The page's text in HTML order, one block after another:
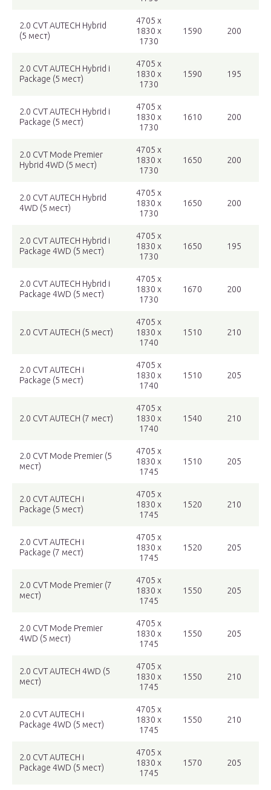
2.0 CVT AUTECH Hybrid
(5 мест)
4705 x
1830 x
1730
1590 200
2.0 CVT AUTECH Hybrid i
Package (5 мест)
4705 x
1830 x
1730
1590 195
2.0 CVT AUTECH Hybrid i
Package (5 мест)
4705 x
1830 x
1730
1610 200
2.0 CVT Mode Premier
Hybrid 4WD (5 мест)
4705 x
1830 x
1730
1650 200
2.0 CVT AUTECH Hybrid
4WD (5 мест)
4705 x
1830 x
1730
1650 200
2.0 CVT AUTECH Hybrid i
Package 4WD (5 мест)
4705 x
1830 x
1730
1650 195
2.0 CVT AUTECH Hybrid i
Package 4WD (5 мест)
4705 x
1830 x
1730
1670 200
2.0 CVT AUTECH (5 мест)
4705 x
1830 x
1740
1510 210
2.0 CVT AUTECH i
Package (5 мест)
4705 x
1830 x
1740
1510 205
2.0 CVT AUTECH (7 мест)
4705 x
1830 x
1740
1540 210
2.0 CVT Mode Premier (5
мест)
4705 x
1830 x
1745
1510 205
2.0 CVT AUTECH i
Package (5 мест)
4705 x
1830 x
1745
1520 210
2.0 CVT AUTECH i
Package (7 мест)
4705 x
1830 x
1745
1520 205
2.0 CVT Mode Premier (7
мест)
4705 x
1830 x
1745
1550 205
2.0 CVT Mode Premier
4WD (5 мест)
4705 x
1830 x
1745
1550 205
2.0 CVT AUTECH 4WD (5
мест)
4705 x
1830 x
1745
1550 210
2.0 CVT AUTECH i
Package 4WD (5 мест)
4705 x
1830 x
1745
1550 210
2.0 CVT AUTECH i
Package 4WD (5 мест)
4705 x
1830 x
1745
1570 205